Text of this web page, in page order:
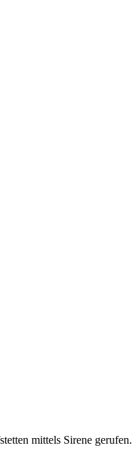
mittels Sirene gerufen.